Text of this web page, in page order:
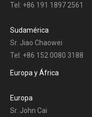
Tel: +86 191 1897 2561
Sudamérica
Sr. Jiao Chaowei
Tel: +86 152 0080 3188
Europa y África
Europa
Sr. John Cai